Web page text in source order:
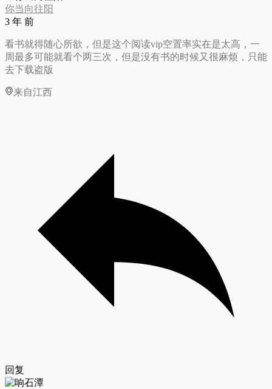
你当向往阳
3 年 前
看书就得随心所欲，但是这个阅读vip空置率实在是太高，一
周最多可能就看个两三次，但是没有书的时候又很麻烦，只能
去下载盗版
来自江西
回复